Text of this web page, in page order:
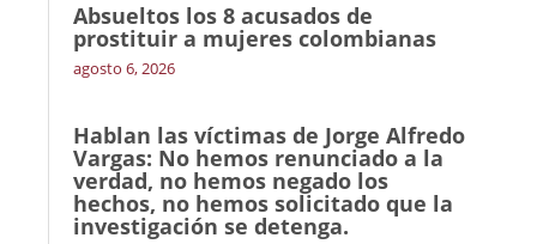
Absueltos los 8 acusados de
prostituir a mujeres colombianas
agosto 6, 2026
Hablan las víctimas de Jorge Alfredo
Vargas: No hemos renunciado a la
verdad, no hemos negado los
hechos, no hemos solicitado que la
investigación se detenga.